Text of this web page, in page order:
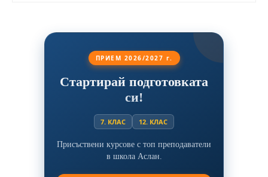
ПРИЕМ 2026/2027 г.
Стартирай подготовката
си!
7. КЛАС 12. КЛАС
Присъствени курсове с топ преподаватели
в школа Аслан.